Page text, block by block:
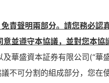
責聲明兩部分。請您務必認
並遵守本協議，並對您本協
華盛資本証券有限公司(“華
不可分割的組成部分，您在